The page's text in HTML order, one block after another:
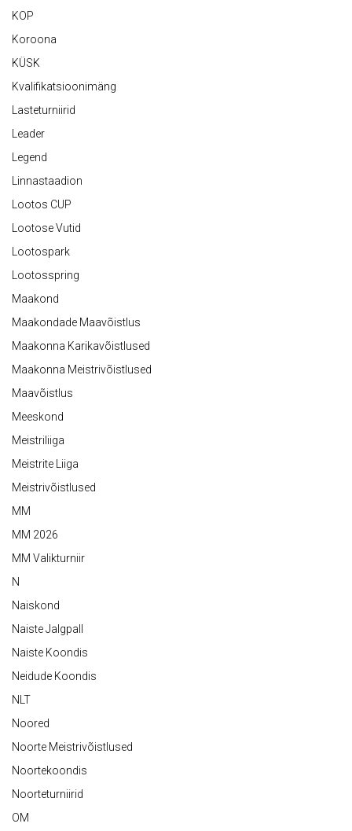
KOP
Koroona
KÜSK
Kvalifikatsioonimäng
Lasteturniirid
Leader
Legend
Linnastaadion
Lootos CUP
Lootose Vutid
Lootospark
Lootosspring
Maakond
Maakondade Maavõistlus
Maakonna Karikavõistlused
Maakonna Meistrivõistlused
Maavõistlus
Meeskond
Meistriliiga
Meistrite Liiga
Meistrivõistlused
MM
MM 2026
MM Valikturniir
N
Naiskond
Naiste Jalgpall
Naiste Koondis
Neidude Koondis
NLT
Noored
Noorte Meistrivõistlused
Noortekoondis
Noorteturniirid
OM